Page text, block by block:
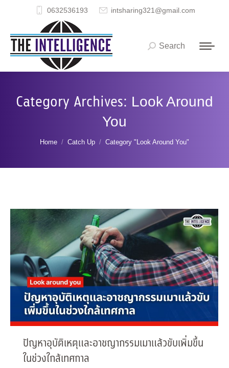
0632536193 intsharing321@gmail.com
Search:
Search
Category Archives: Look Around
You
You are here:
Home Catch Up Category "Look Around You"
ปัญหาอุบัติเหตุและอาชญากรรมเมาแล้วขับเพิ่มขึ้น
ในช่วงใกล้เทศกาล